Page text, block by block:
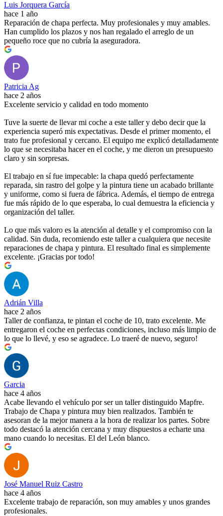
Luis Jorquera García
hace 1 año
Reparación de chapa perfecta. Muy profesionales y muy amables.
Han cumplido los plazos y nos han regalado el arreglo de un
pequeño roce que no cubría la aseguradora.
Patricia Ag
hace 2 años
Excelente servicio y calidad en todo momento
Tuve la suerte de llevar mi coche a este taller y debo decir que la
experiencia superó mis expectativas. Desde el primer momento, el
trato fue profesional y cercano. El equipo me explicó detalladamente
lo que se necesitaba hacer en el coche, y me dieron un presupuesto
claro y sin sorpresas.
El trabajo en sí fue impecable: la chapa quedó perfectamente
reparada, sin rastro del golpe y la pintura tiene un acabado brillante
y uniforme, como si fuera de fábrica. Además, el tiempo de entrega
fue más rápido de lo que esperaba, lo cual demuestra la eficiencia y
organización del taller.
Lo que más valoro es la atención al detalle y el compromiso con la
calidad. Sin duda, recomiendo este taller a cualquiera que necesite
reparaciones de chapa y pintura. El resultado final es simplemente
excelente. ¡Gracias por todo!
Adrián Villa
hace 2 años
Taller de confianza, te pintan el coche de 10, trato excelente. Me
entregaron el coche en perfectas condiciones, incluso más limpio de
lo que lo llevé, y eso se agradece. Lo traeré de nuevo, seguro!
Garcia
hace 4 años
Acabe llevando el vehículo por ser un taller distinguido Mapfre.
Trabajo de Chapa y pintura muy bien realizados. También te
asesoran de la mejor manera a la hora de realizar los partes. Sobre
todo destacó la atención cercana y muy dispuestos a echarte una
mano cuando lo necesitas. El del León blanco.
José Manuel Ruiz Castro
hace 4 años
Excelente trabajo de reparación, son muy amables y unos grandes
profesionales.